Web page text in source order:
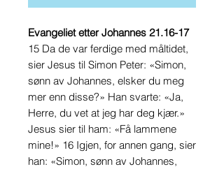
Evangeliet etter Johannes 21.16-17
15 Da de var ferdige med måltidet,
sier Jesus til Simon Peter: «Simon,
sønn av Johannes, elsker du meg
mer enn disse?» Han svarte: «Ja,
Herre, du vet at jeg har deg kjær.»
Jesus sier til ham: «Få lammene
mine!» 16 Igjen, for annen gang, sier
han: «Simon, sønn av Johannes,